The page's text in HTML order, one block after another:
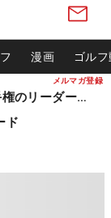
メルマガ登録
漫画 ゴル
松山英樹ら出場 ウィンダム選手権のリーダーボード
ド